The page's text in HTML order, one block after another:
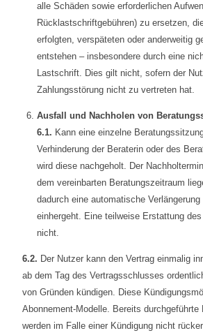
alle Schäden sowie erforderlichen
Rücklastschriftgebühren) zu ersetzen,
erfolgten, verspäteten oder anderweitig
entstehen – insbesondere durch eine
Lastschrift. Dies gilt nicht, sofern der
Zahlungsstörung nicht zu vertreten hat.
Ausfall und Nachholen von
6.1. Kann eine einzelne
Verhinderung der Beraterin oder des
wird diese nachgeholt. Der
dem vereinbarten Beratungszeitraum
dadurch eine automatische
einhergeht. Eine teilweise Erstattung
nicht.
6.2. Der Nutzer kann den Vertrag einmalig
ab dem Tag des Vertragsschlusses
von Gründen kündigen. Diese
Abonnement-Modelle. Bereits durchgeführte
werden im Falle einer Kündigung nicht